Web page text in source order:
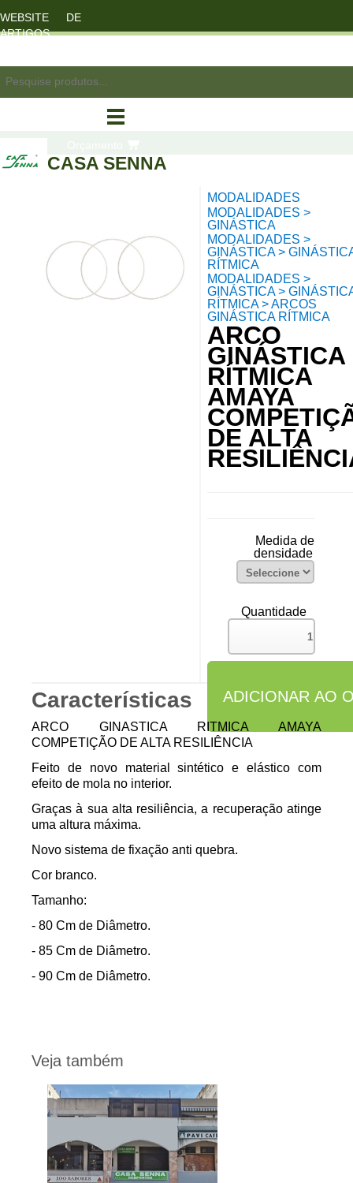
WEBSITE DE
ARTIGOS
CASA SENNA
MODALIDADES
MODALIDADES >
GINÁSTICA
MODALIDADES >
GINÁSTICA >
RÍTMICA
MODALIDADES >
GINÁSTICA >
RÍTMICA > ARCOS
GINÁSTICA RÍTMICA
ARCO
GINÁSTICA
RÍTMICA
AMAYA
DE ALTA
Medida de
densidade
Quantidade
Características
ARCO GINASTICA RITMICA AMAYA
COMPETIÇÃO DE ALTA RESILIÊNCIA
Feito de novo material sintético e elástico com
efeito de mola no interior.
Graças à sua alta resiliência, a recuperação atinge
uma altura máxima.
Novo sistema de fixação anti quebra.
Cor branco.
Tamanho:
- 80 Cm de Diâmetro.
- 85 Cm de Diâmetro.
- 90 Cm de Diâmetro.
Veja também